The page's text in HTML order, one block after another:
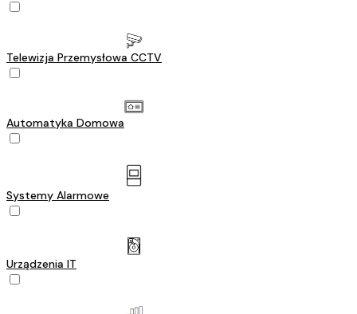
Telewizja Przemysłowa CCTV
Automatyka Domowa
Systemy Alarmowe
Urządzenia IT